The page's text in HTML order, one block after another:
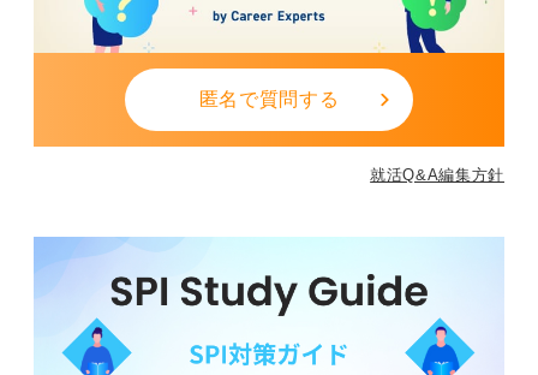
いずれにせよ、面接では何を学んだかより学んだことで
何ができるようになり、どんな価値を出したかを具体的
匿名で質問する
就活Q&A編集方針